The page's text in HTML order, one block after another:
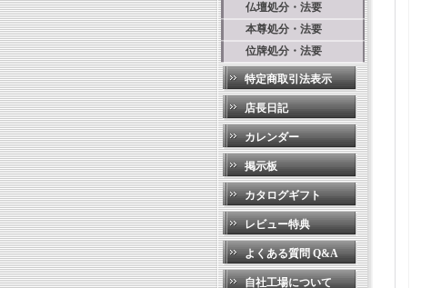
仏壇処分・法要
本尊処分・法要
位牌処分・法要
特定商取引法表示
店長日記
カレンダー
掲示板
カタログギフト
レビュー特典
よくある質問 Q&A
自社工場について